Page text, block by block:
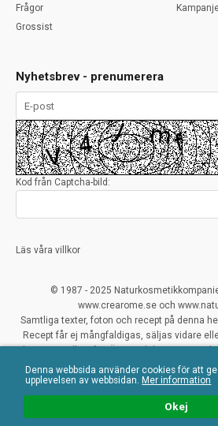
Okej
Denna webbsida använder cookies för att
upplevelsen av webbsidan.Mer information
Frågor
Grossist
Nyhetsbrev - prenumerera
Kod från Captcha-bild:
Läs våra villkor
© 1987 - 2025
www.crearome.se och
Samtliga texter, foton och recept på denna
Recept får ej mångfaldigas, säljas vidare
All Rights Reserved
Naturliga ekologiska